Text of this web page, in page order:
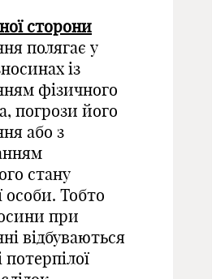
сторони
полягає у
із
фізичного
погрози його
або з
стану
особи. Тобто
при
відбуваються